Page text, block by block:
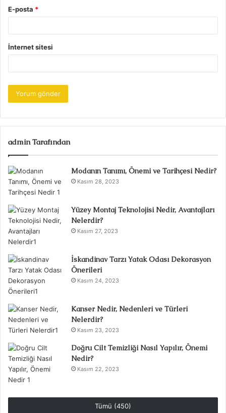
E-posta *
İnternet sitesi
admin Tarafından
Modanın Tanımı, Önemi ve Tarihçesi Nedir?
Kasım 28, 2023
Yüzey Montaj Teknolojisi Nedir, Avantajları
Nelerdir?
Kasım 27, 2023
İskandinav Tarzı Yatak Odası Dekorasyon
Önerileri
Kasım 24, 2023
Kanser Nedir, Nedenleri ve Türleri
Nelerdir?
Kasım 23, 2023
Doğru Cilt Temizliği Nasıl Yapılır, Önemi
Nedir?
Kasım 22, 2023
Tümü (450)